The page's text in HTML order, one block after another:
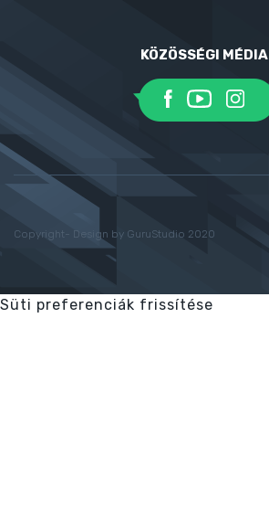
KÖZÖSSÉGI MÉDIA
Copyright- Design by GuruStudio 2020
Süti preferenciák frissítése